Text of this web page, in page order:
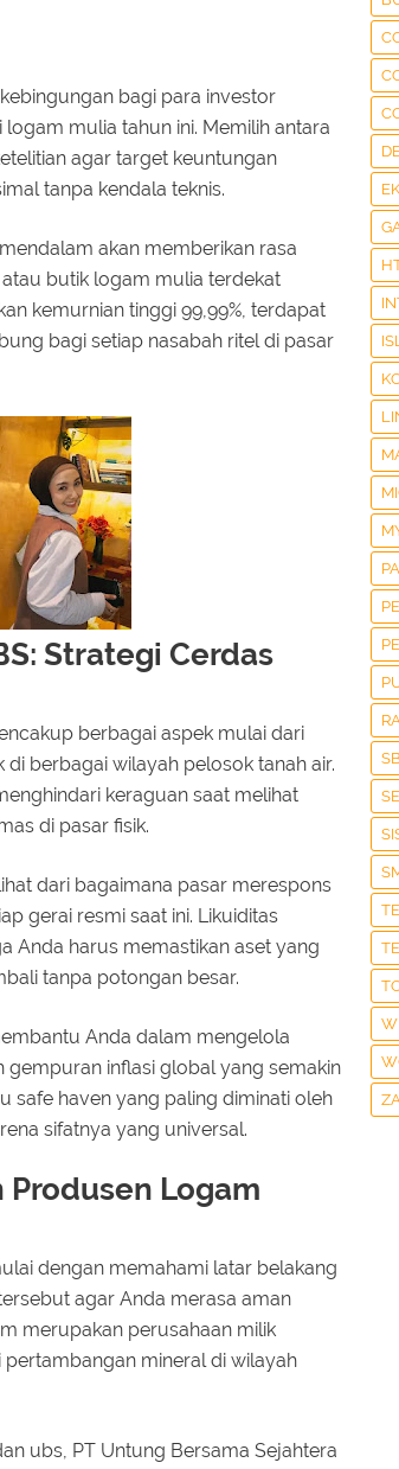
bagi para investor
mulia tahun ini. Memilih antara
agar target keuntungan
tanpa kendala teknis.
akan memberikan rasa
butik logam mulia terdekat
kemurnian tinggi 99,99%, terdapat
bagi setiap nasabah ritel di pasar
Strategi Cerdas
berbagai aspek mulai dari
di berbagai wilayah pelosok tanah air.
keraguan saat melihat
di pasar fisik.
dari bagaimana pasar merespons
gerai resmi saat ini. Likuiditas
Anda harus memastikan aset yang
tanpa potongan besar.
Anda dalam mengelola
inflasi global yang semakin
safe haven yang paling diminati oleh
sifatnya yang universal.
Produsen Logam
dengan memahami latar belakang
agar Anda merasa aman
merupakan perusahaan milik
mineral di wilayah
ubs, PT Untung Bersama Sejahtera